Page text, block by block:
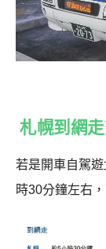
札幌到網
若是開車自駕
時30分鐘左右